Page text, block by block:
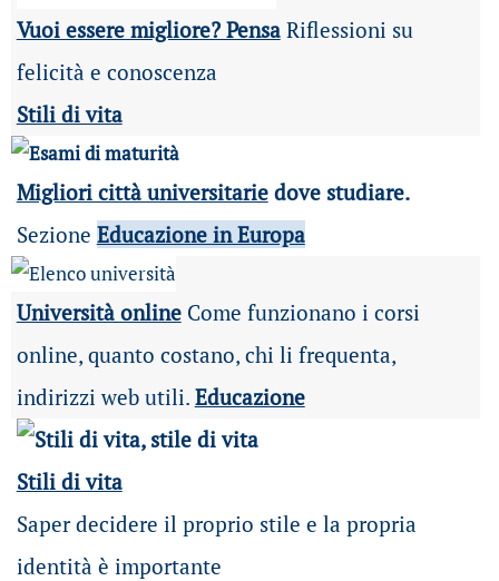
Vuoi essere migliore? PensaRiflessioni su
felicità e conoscenza
Stili di vita
Migliori città universitariedove studiare.
Sezione Educazione in Europa
Università online Come funzionano i corsi
online, quanto costano, chi li frequenta,
indirizzi web utili. Educazione
Stili di vita
Saper decidere il proprio stile e la propria
identità è importante